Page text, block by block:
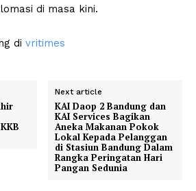
di masa kini.
di vritimes
Next article
KAI Daop 2 Bandung dan
KAI Services Bagikan
Aneka Makanan Pokok
Lokal Kepada Pelanggan
di Stasiun Bandung Dalam
Rangka Peringatan Hari
Pangan Sedunia